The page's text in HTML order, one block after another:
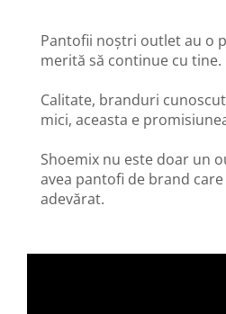
Pantofii noștri outlet au o
merită să continue cu tine.
Calitate, branduri
mici, aceasta e
Shoemix nu este doar un
avea pantofi de brand
adevărat.